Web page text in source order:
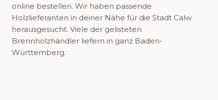
online bestellen. Wir haben passende
Holzlieferanten in deiner Nähe für die Stadt Calw
herausgesucht. Viele der gelisteten
Brennholzhändler liefern in ganz Baden-
Württemberg.